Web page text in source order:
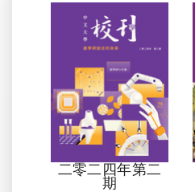
二零二四年第二
期